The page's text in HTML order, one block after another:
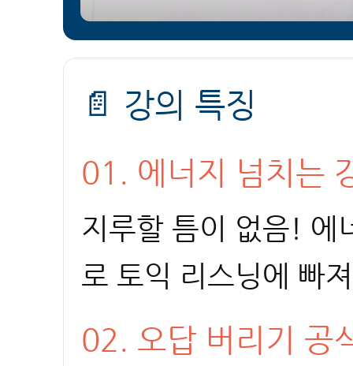
📄 강의 특징
01. 에너지 넘치는
지루할 틈이 없음! 에
로 토익 리스닝에 빠
02. 오답 버리기 공